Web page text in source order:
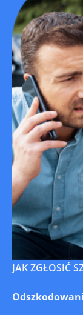
JAK ZGŁOSIĆ